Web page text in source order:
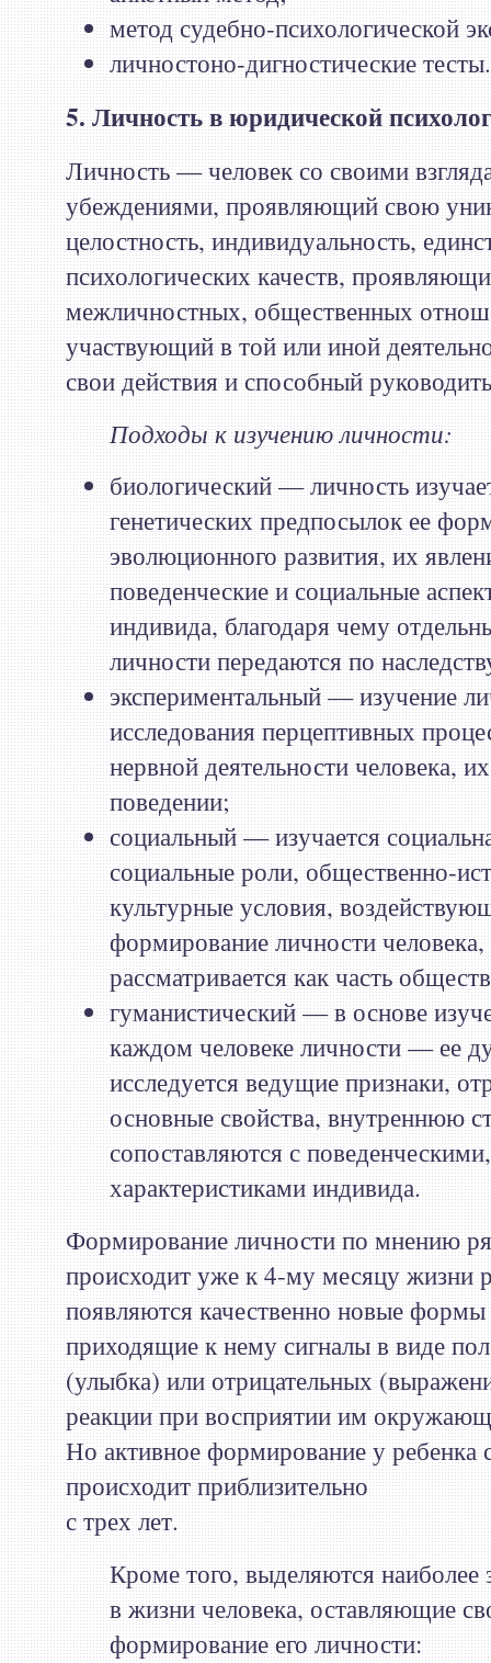
метод судебно-психологической
личностоно-дигностические тесты.
5. Личность в юридической
Личность — человек со своими
убеждениями, проявляющий свою
целостность, индивидуальность,
психологических качеств,
межличностных, общественных
участвующий в той или иной
свои действия и способный
Подходы к изучению личности:
биологический — личность
генетических предпосылок ее
эволюционного развития, их
поведенческие и социальные
индивида, благодаря чему
личности передаются по
экспериментальный — изучение
исследования перцептивных
нервной деятельности человека,
поведении;
социальный — изучается
социальные роли, общественно-
культурные условия,
формирование личности
рассматривается как часть
гуманистический — в основе
каждом человеке личности — ее
исследуется ведущие признаки,
основные свойства, внутреннюю
сопоставляются с
характеристиками индивида.
Формирование личности по мнению
происходит уже к 4-му месяцу жизни
появляются качественно новые формы
приходящие к нему сигналы в виде
(улыбка) или отрицательных
реакции при восприятии им
Но активное формирование у ребенка
происходит приблизительно
с трех лет.
Кроме того, выделяются наиболее
в жизни человека, оставляющие
формирование его личности: